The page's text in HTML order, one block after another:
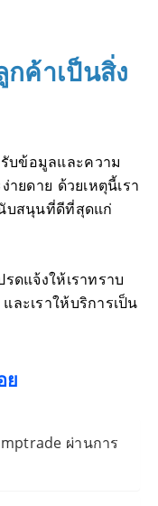
ค้าเป็นสิ่ง
บข้อมูลและความ
ายดาย ด้วยเหตุนี้เรา
บสนุนที่ดีที่สุดแก่
ดแจ้งให้เราทราบ
ละเราให้บริการเป็น
ย
ผ่านการ